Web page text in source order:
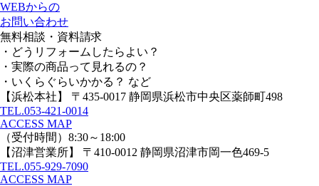
WEBからの
お問い合わせ
無料相談・資料請求
・どうリフォームしたらよい？
・実際の商品って見れるの？
・いくらぐらいかかる？ など
【浜松本社】
〒435-0017 静岡県浜松市中央区薬師町498
TEL.053-421-0014
ACCESS MAP
（受付時間）8:30～18:00
【沼津営業所】
〒410-0012 静岡県沼津市岡一色469-5
TEL.055-929-7090
ACCESS MAP